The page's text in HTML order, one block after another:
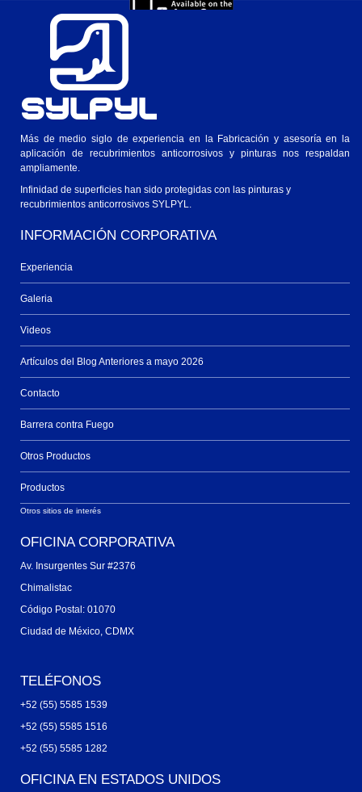
Más de medio siglo de experiencia en la Fabricación y asesoría en la
aplicación de recubrimientos anticorrosivos y pinturas nos respaldan
ampliamente.
Infinidad de superficies han sido protegidas con las pinturas y
recubrimientos anticorrosivos SYLPYL.
INFORMACIÓN CORPORATIVA
Experiencia
Galeria
Videos
Artículos del Blog Anteriores a mayo 2026
Contacto
Barrera contra Fuego
Otros Productos
Productos
Otros sitios de interés
OFICINA CORPORATIVA
Av. Insurgentes Sur #2376
Chimalistac
Código Postal: 01070
Ciudad de México, CDMX
TELÉFONOS
+52 (55) 5585 1539
+52 (55) 5585 1516
+52 (55) 5585 1282
OFICINA EN ESTADOS UNIDOS